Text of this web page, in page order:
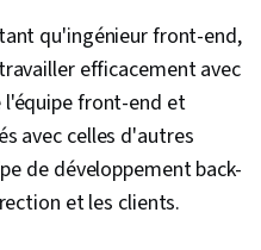
qu'ingénieur front-end,
efficacement avec
l'équipe front-end et
avec celles d'autres
de développement back-
et les clients.